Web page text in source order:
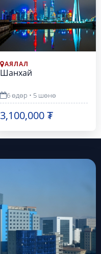
АЯЛАЛ
Шанхай
6 өдөр • 5 шөнө
3,100,000 ₮